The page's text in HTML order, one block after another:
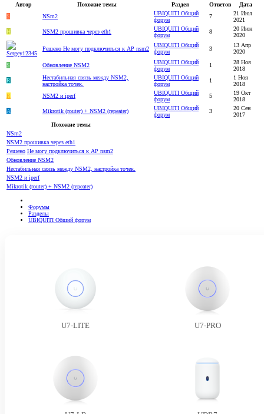
Автор
Похожие темы Раздел Ответов
Дата
S
NSm2
UBIQUITI Общий
форум
7
21 Июл
2021
H
NSM2 прошивка через eth1
UBIQUITI Общий
форум
8
20 Июн
2020
Решено Не могу подключиться к АР nsm2
UBIQUITI Общий
форум
3
13 Апр
2020
S Обновление NSM2
UBIQUITI Общий
форум
1
28 Ноя
2018
R
Нестабильная связь между NSM2,
настройка точек.
UBIQUITI Общий
форум
1
1 Ноя
2018
R
NSM2 и iperf
UBIQUITI Общий
форум
5
19 Окт
2018
A
Mikrotik (router) + NSM2 (repeater)
UBIQUITI Общий
форум
3
20 Сен
2017
Похожие темы
NSm2
NSM2 прошивка через eth1
Решено Не могу подключиться к АР nsm2
Обновление NSM2
Нестабильная связь между NSM2, настройка точек.
NSM2 и iperf
Mikrotik (router) + NSM2 (repeater)
Форумы
Разделы
UBIQUITI Общий форум
U7-LITE U7-PRO